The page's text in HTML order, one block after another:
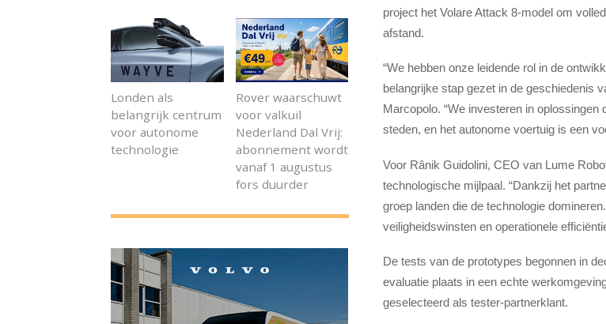
project het Volare Attack 8-model om
afstand.
“We hebben onze leidende rol in de
belangrijke stap gezet in de geschiedenis
Marcopolo. “We investeren in
steden, en het autonome voertuig is een
Voor Rânik Guidolini, CEO van Lume
technologische mijlpaal. “Dankzij het
groep landen die de technologie
veiligheidswinsten en operationele
De tests van de prototypes begonnen in
evaluatie plaats in een echte
geselecteerd als tester-partnerklant.
Londen als
belangrijk centrum
voor autonome
technologie
Rover waarschuwt
voor valkuil
Nederland Dal Vrij:
abonnement wordt
vanaf 1 augustus
fors duurder